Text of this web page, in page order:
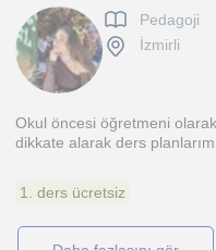
Pedagoji
İzmirli
Okul öncesi öğretmeni olarak
dikkate alarak ders
1. ders ücretsiz